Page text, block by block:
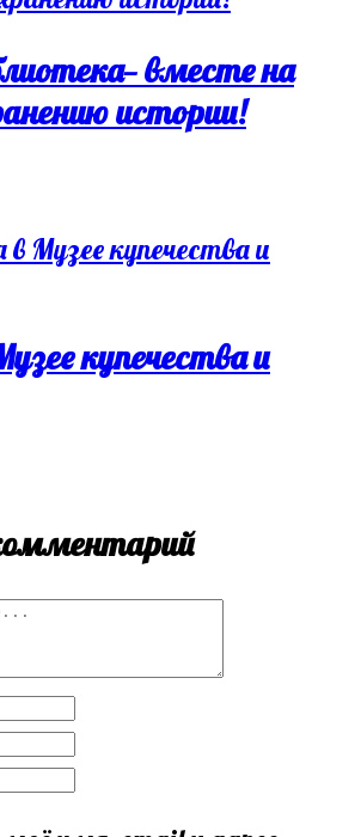
вместе на
истории!
купечества и